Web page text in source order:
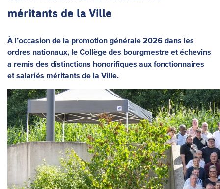
méritants de la Ville
À l’occasion de la promotion générale 2026 dans les
ordres nationaux, le Collège des bourgmestre et échevins
a remis des distinctions honorifiques aux fonctionnaires
et salariés méritants de la Ville.